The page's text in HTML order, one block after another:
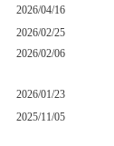
2026/04/16
2026/02/25
2026/02/06
2026/01/23
2025/11/05